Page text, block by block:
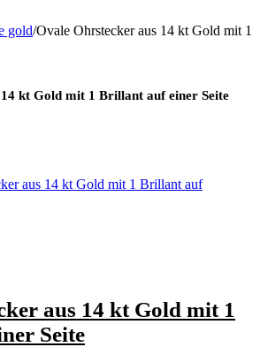
gold/Ovale Ohrstecker aus 14 kt Gold mit 1
kt Gold mit 1 Brillant auf einer Seite
aus 14 kt Gold mit 1
Seite